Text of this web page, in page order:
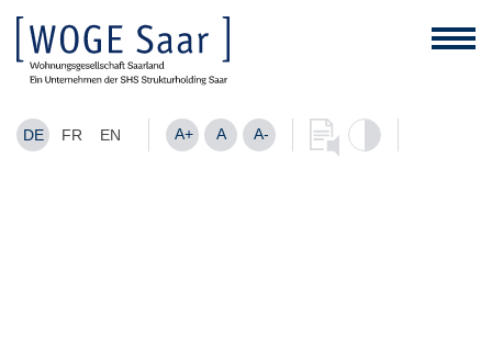
DE FR EN A+ A A-